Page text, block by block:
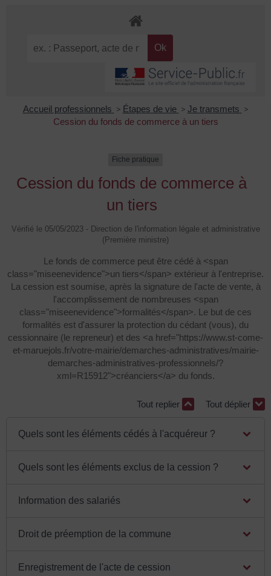
Accueil professionnels > Étapes de vie > Je transmets >
Cession du fonds de commerce à un tiers
Fiche pratique
Cession du fonds de commerce à
un tiers
Vérifié le 05/05/2023 - Direction de l'information légale et administrative
(Première ministre)
Le fonds de commerce peut être cédé à <span
class="miseenevidence">un tiers</span> extérieur à l'entreprise.
La cession est soumise, après la signature de l'acte de vente, à
l'accomplissement de nombreuses <span
class="miseenevidence">formalités</span>. Le but de ces
formalités est d'assurer la protection du cédant (vous), du
cessionnaire (le repreneur) et des <a href="https://www.st-come-
et-maruejols.fr/votre-mairie/demarches-administratives/mairie-
demarches-administratives-professionnels/?
xml=R15912">créanciers</a> du fonds.
Tout replier Tout déplier
Quels sont les éléments cédés à l'acquéreur ?
Quels sont les éléments exclus de la cession ?
Information des salariés
Droit de préemption de la commune
Enregistrement de l'acte de cession